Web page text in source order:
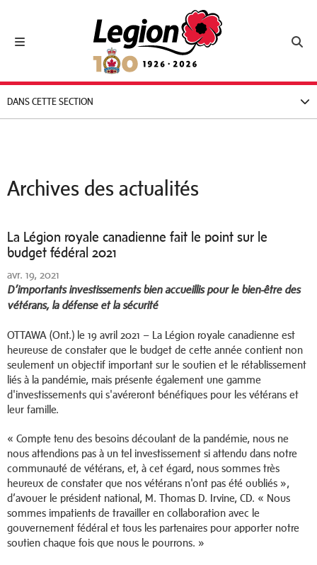
Toggle navigation
Royal Canadian Legion
DANS CETTE SECTION
Archives des actualités
La Légion royale canadienne fait le point sur le
budget fédéral 2021
avr. 19, 2021
D’importants investissements bien accueillis pour le bien-être des
vétérans, la défense et la sécurité
OTTAWA (Ont.) le 19 avril 2021 – La Légion royale canadienne est
heureuse de constater que le budget de cette année contient non
seulement un objectif important sur le soutien et le rétablissement
liés à la pandémie, mais présente également une gamme
d'investissements qui s'avéreront bénéfiques pour les vétérans et
leur famille.
« Compte tenu des besoins découlant de la pandémie, nous ne
nous attendions pas à un tel investissement si attendu dans notre
communauté de vétérans, et, à cet égard, nous sommes très
heureux de constater que nos vétérans n'ont pas été oubliés »,
d’avouer le président national, M. Thomas D. Irvine, CD. « Nous
sommes impatients de travailler en collaboration avec le
gouvernement fédéral et tous les partenaires pour apporter notre
soutien chaque fois que nous le pourrons. »